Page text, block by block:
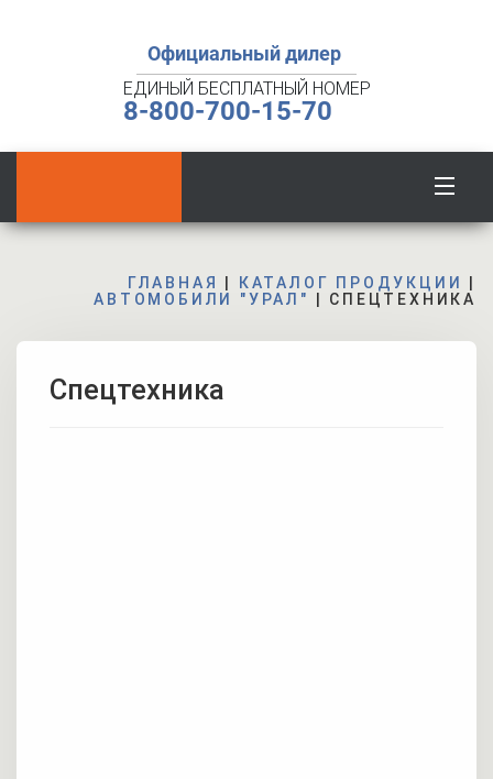
Официальный дилер
ЕДИНЫЙ БЕСПЛАТНЫЙ НОМЕР
8-800-700-15-70
ГЛАВНАЯ КАТАЛОГ ПРОДУКЦИИ
АВТОМОБИЛИ "УРАЛ"
СПЕЦТЕХНИКА
Спецтехника